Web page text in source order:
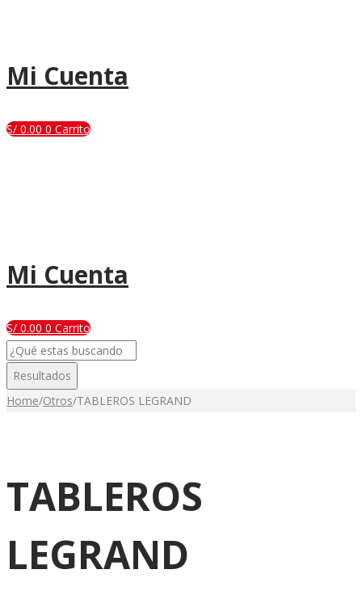
Mi Cuenta
S/ 0.00 0 Carrito
Mi Cuenta
S/ 0.00 0 Carrito
Search
Resultados
Home/Otros/TABLEROS LEGRAND
TABLEROS
LEGRAND